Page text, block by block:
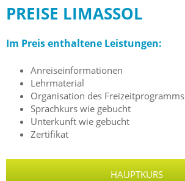
PREISE LIMASSOL
Im Preis enthaltene Leistungen:
Anreiseinformationen
Lehrmaterial
Organisation des Freizeitprogramms
Sprachkurs wie gebucht
Unterkunft wie gebucht
Zertifikat
HAUPTKURS